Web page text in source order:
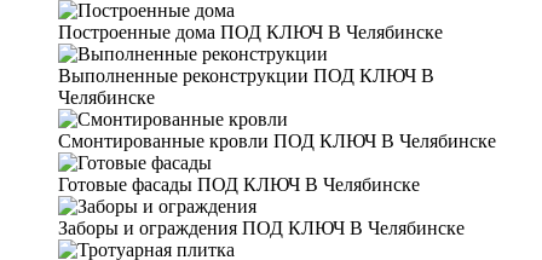
Построенные дома ПОД КЛЮЧ В Челябинске
Выполненные реконструкции ПОД КЛЮЧ В
Челябинске
Смонтированные кровли ПОД КЛЮЧ В Челябинске
Готовые фасады ПОД КЛЮЧ В Челябинске
Заборы и ограждения ПОД КЛЮЧ В Челябинске